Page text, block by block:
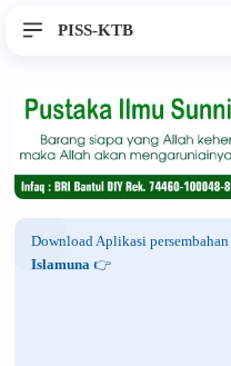
PISS-KTB
Download Aplikasi persembahan
Islamuna 👉